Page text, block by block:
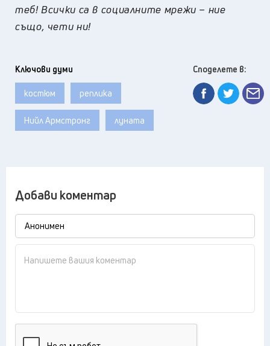
теб! Всички са в социалните мрежи – ние
също, чети ни!
Ключови думи
костюм реплика
Нийл Армстронг луната
Споделете в:
Добави коментар